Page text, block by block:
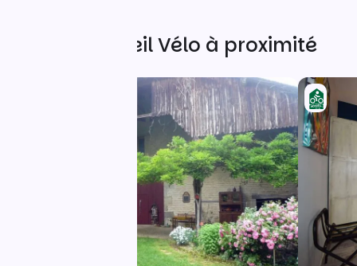
Autres Accueil Vélo à proximité